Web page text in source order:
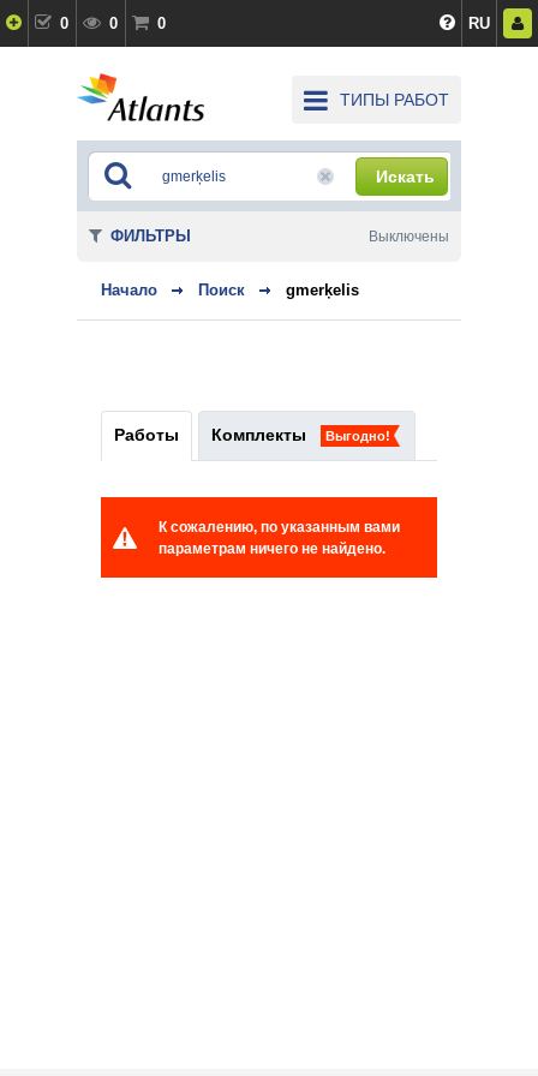
0 0 0 RU
ТИПЫ РАБОТ
Искать
Начало Поиск gmerķelis
Работы Комплекты Выгодно!
К сожалению, по указанным вами
параметрам ничего не найдено.
ФИЛЬТРЫ Выключены